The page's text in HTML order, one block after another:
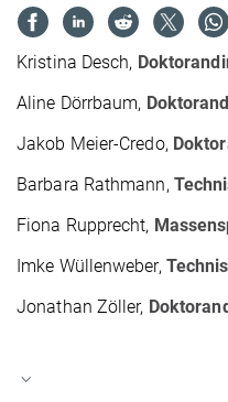
Kristina Desch,
Aline Dörrbaum,
Jakob Meier-Credo,
Barbara Rathmann,
Fiona Rupprecht,
Imke Wüllenweber,
Jonathan Zöller, Doktorand